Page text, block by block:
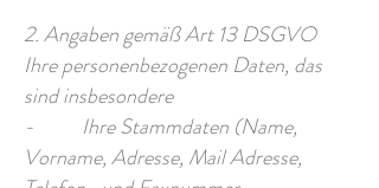
2. Angaben gemäß Art 13 DSGVO
Ihre personenbezogenen Daten, das
sind insbesondere
- Ihre Stammdaten (Name,
Vorname, Adresse, Mail Adresse,